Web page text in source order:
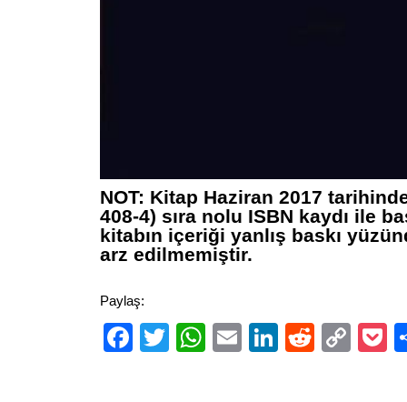
NOT: Kitap Haziran 2017
408-4) sıra nolu ISBN kaydı ile
kitabın içeriği yanlış baskı
arz edilmemiştir.
Paylaş:
Facebook
TwitterWhatsApp
EmailLinkedIn
Reddit